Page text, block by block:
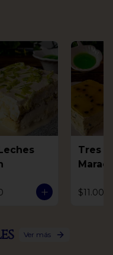
Tres
$11.000
Ver más